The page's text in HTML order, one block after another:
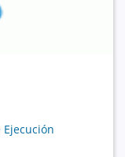
Ejecución